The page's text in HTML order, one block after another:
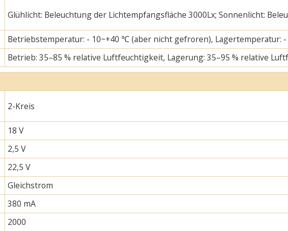
Glühlicht: Beleuchtung der Lichtempfangsfläche 3000Lx; Sonnenlicht:
Betriebstemperatur: - 10~+40 ℃ (aber nicht gefroren), Lagertemperatur:
Betrieb: 35–85 % relative Luftfeuchtigkeit, Lagerung: 35–95 % relative
2-Kreis
18 V
2,5 V
22,5 V
Gleichstrom
380 mA
2000